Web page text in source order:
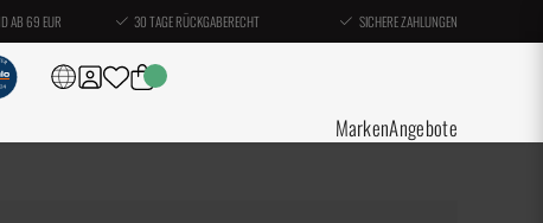
AB 69 EUR 30 TAGE RÜCKGABERECHT SICHERE ZAHLUNGEN
MarkenAngebote